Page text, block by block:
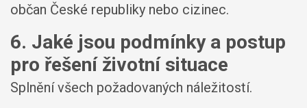
občan České republiky nebo cizinec.
6. Jaké jsou podmínky a postup
pro řešení životní situace
Splnění všech požadovaných náležitostí.